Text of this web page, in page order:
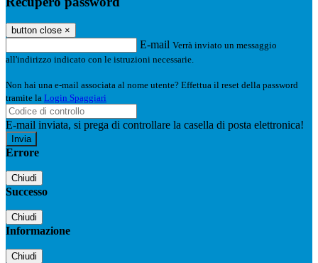
button close ×
E-mail Verrà inviato un messaggio
all'indirizzo indicato con le istruzioni necessarie.
Non hai una e-mail associata al nome utente? Effettua il reset della password
tramite la Login Spaggiari
E-mail inviata, si prega di controllare la casella di posta elettronica!
Errore
Chiudi
Successo
Chiudi
Informazione
Chiudi